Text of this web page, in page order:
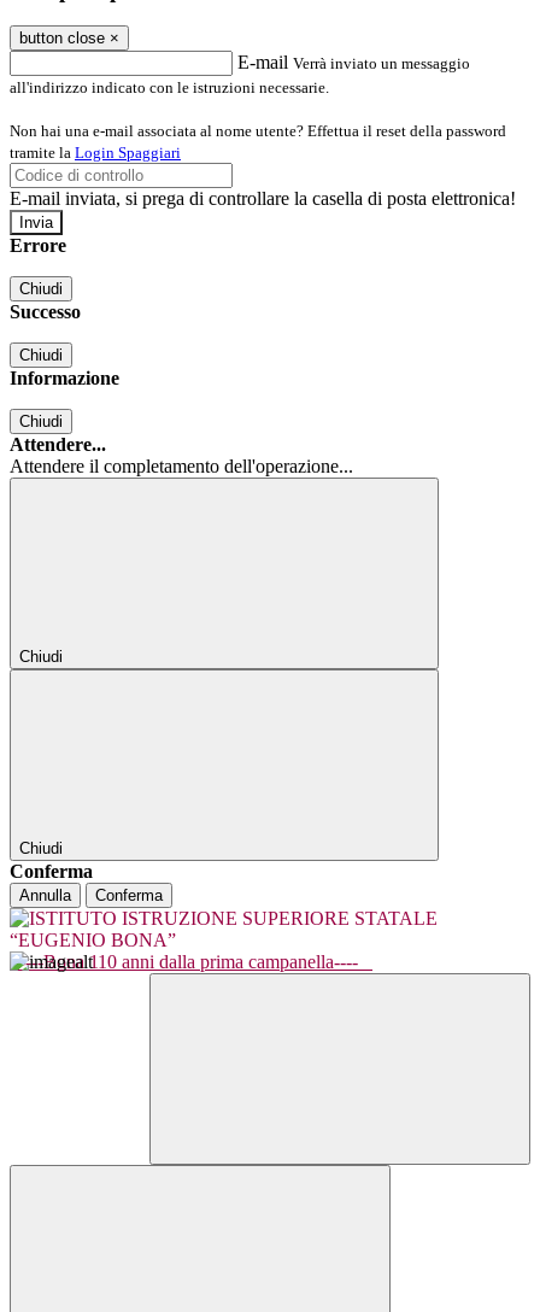
button close ×
E-mail Verrà inviato un messaggio
all'indirizzo indicato con le istruzioni necessarie.
Non hai una e-mail associata al nome utente? Effettua il reset della password
tramite la Login Spaggiari
E-mail inviata, si prega di controllare la casella di posta elettronica!
Errore
Chiudi
Successo
Chiudi
Informazione
Chiudi
Attendere...
Attendere il completamento dell'operazione...
Chiudi
Chiudi
Conferma
Annulla Conferma
----Bona 110 anni dalla prima campanella----